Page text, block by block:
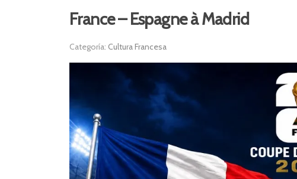
France – Espagne à Madrid
Categoría: Cultura Francesa